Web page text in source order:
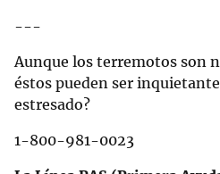
---
Aunque los terremotos son
éstos pueden ser
estresado?
1-800-981-0023